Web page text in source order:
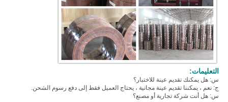
التعليمات:
س: هل يمكنك تقديم عينة للاختبار؟
ج: نعم ، يمكننا تقديم عينة مجانية ، يحتاج العميل فقط إلى دفع رسوم الشحن.
س: هل أنت شركة تجارية أو مصنع؟